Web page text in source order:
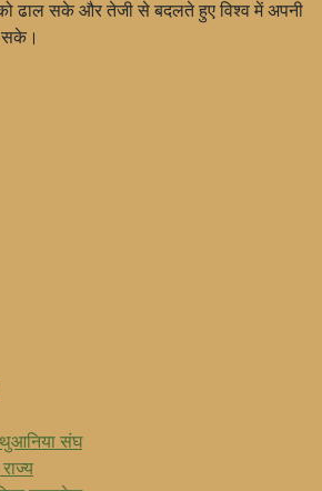
ढाल सके और तेजी से बदलते हुए विश्व में अपनी
सके।
संघ